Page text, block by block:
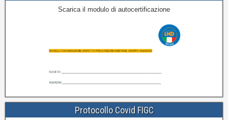
Scarica il modulo di autocertificazione
Protocollo Covid FIGC